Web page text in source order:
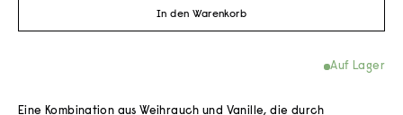
In den Warenkorb
Auf Lager
Eine Kombination aus Weihrauch und Vanille, die durch